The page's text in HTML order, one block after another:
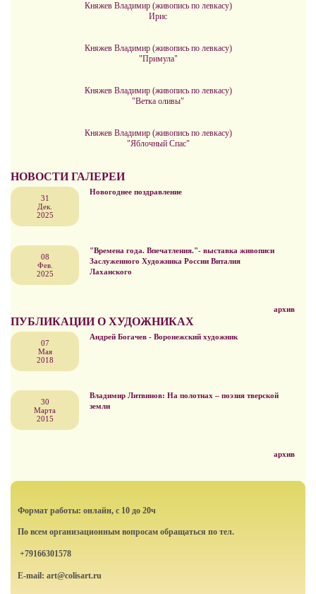
Княжев Владимир (живопись по левкасу)
Ирис
Княжев Владимир (живопись по левкасу)
"Примула"
Княжев Владимир (живопись по левкасу)
"Ветка оливы"
Княжев Владимир (живопись по левкасу)
"Яблочный Спас"
НОВОСТИ ГАЛЕРЕИ
31
Дек.
2025
Новогоднее поздравление
08
Фев.
2025
"Времена года. Впечатления."- выставка живописи
Заслуженного Художника России Виталия
Лаханского
архив
ПУБЛИКАЦИИ О ХУДОЖНИКАХ
07
Мая
2018
Андрей Богачев - Воронежский художник
30
Марта
2015
Владимир Литвинов: На полотнах – поэзия тверской
земли
архив
Формат работы: онлайн, с 10 до 20ч
По всем организационным вопросам обращаться по тел.
+79166301578
E-mail: art@colisart.ru